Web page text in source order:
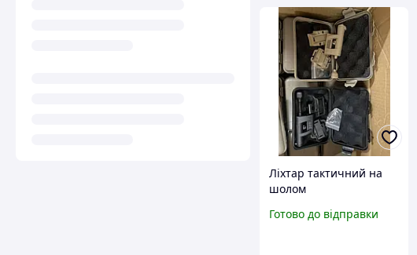
Ліхтар тактичний на
шолом
Готово до відправки